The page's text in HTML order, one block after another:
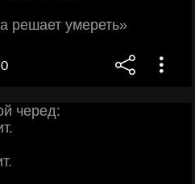
решает умереть»
0
черед: